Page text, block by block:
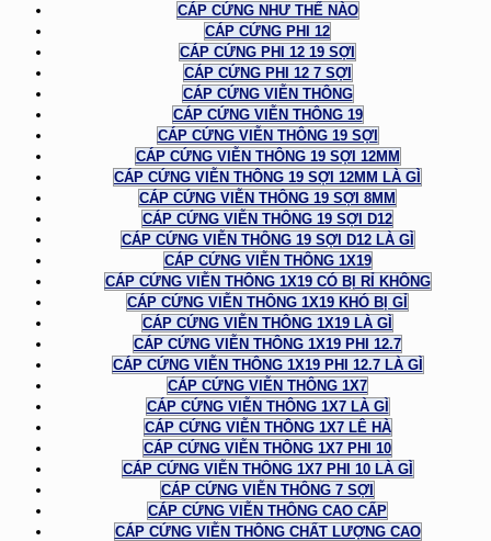
CÁP CỨNG NHƯ THẾ NÀO
CÁP CỨNG PHI 12
CÁP CỨNG PHI 12 19 SỢI
CÁP CỨNG PHI 12 7 SỢI
CÁP CỨNG VIỄN THÔNG
CÁP CỨNG VIỄN THÔNG 19
CÁP CỨNG VIỄN THÔNG 19 SỢI
CÁP CỨNG VIỄN THÔNG 19 SỢI 12MM
CÁP CỨNG VIỄN THÔNG 19 SỢI 12MM LÀ GÌ
CÁP CỨNG VIỄN THÔNG 19 SỢI 8MM
CÁP CỨNG VIỄN THÔNG 19 SỢI D12
CÁP CỨNG VIỄN THÔNG 19 SỢI D12 LÀ GÌ
CÁP CỨNG VIỄN THÔNG 1X19
CÁP CỨNG VIỄN THÔNG 1X19 CÓ BỊ RỈ KHÔNG
CÁP CỨNG VIỄN THÔNG 1X19 KHÓ BỊ GỈ
CÁP CỨNG VIỄN THÔNG 1X19 LÀ GÌ
CÁP CỨNG VIỄN THÔNG 1X19 PHI 12.7
CÁP CỨNG VIỄN THÔNG 1X19 PHI 12.7 LÀ GÌ
CÁP CỨNG VIỄN THÔNG 1X7
CÁP CỨNG VIỄN THÔNG 1X7 LÀ GÌ
CÁP CỨNG VIỄN THÔNG 1X7 LÊ HÀ
CÁP CỨNG VIỄN THÔNG 1X7 PHI 10
CÁP CỨNG VIỄN THÔNG 1X7 PHI 10 LÀ GÌ
CÁP CỨNG VIỄN THÔNG 7 SỢI
CÁP CỨNG VIỄN THÔNG CAO CẤP
CÁP CỨNG VIỄN THÔNG CHẤT LƯỢNG CAO